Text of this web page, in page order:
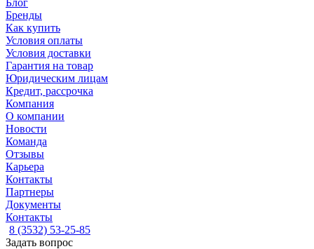
Блог
Бренды
Как купить
Условия оплаты
Условия доставки
Гарантия на товар
Юридическим лицам
Кредит, рассрочка
Компания
О компании
Новости
Команда
Отзывы
Карьера
Контакты
Партнеры
Документы
Контакты
8 (3532) 53-25-85
Задать вопрос